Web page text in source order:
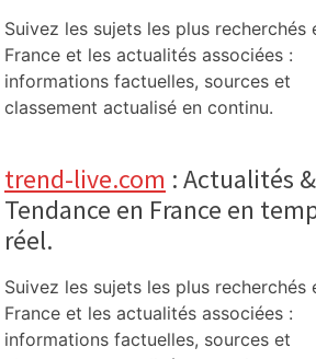
Suivez les sujets les plus recherchés
France et les actualités associées :
informations factuelles, sources et
classement actualisé en continu.
trend-live.com : Actualités &
Tendance en France en
réel.
Suivez les sujets les plus recherchés
France et les actualités associées :
informations factuelles, sources et